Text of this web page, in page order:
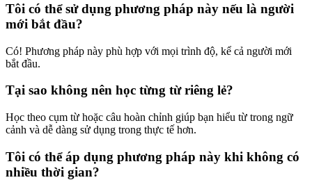
Tôi có thể sử dụng phương pháp này nếu là người
mới bắt đầu?
Có! Phương pháp này phù hợp với mọi trình độ, kể cả người mới
bắt đầu.
Tại sao không nên học từng từ riêng lẻ?
Học theo cụm từ hoặc câu hoàn chỉnh giúp bạn hiểu từ trong ngữ
cảnh và dễ dàng sử dụng trong thực tế hơn.
Tôi có thể áp dụng phương pháp này khi không có
nhiều thời gian?